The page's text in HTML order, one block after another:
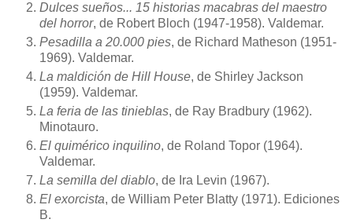
Dulces sueños... 15 historias macabras del maestro
del horror, de Robert Bloch (1947-1958). Valdemar.
Pesadilla a 20.000 pies, de Richard Matheson (1951-
1969). Valdemar.
La maldición de Hill House, de Shirley Jackson
(1959). Valdemar.
La feria de las tinieblas, de Ray Bradbury (1962).
Minotauro.
El quimérico inquilino, de Roland Topor (1964).
Valdemar.
La semilla del diablo, de Ira Levin (1967).
El exorcista, de William Peter Blatty (1971). Ediciones
B.